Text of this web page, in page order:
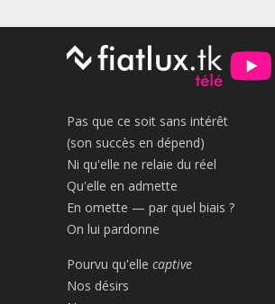
Pas que ce soit sans intérêt
(son succès en dépend)
Ni qu'elle ne relaie du réel
Qu'elle en admette
En omette — par quel biais ?
On lui pardonne
Pourvu qu'elle captive
Nos désirs